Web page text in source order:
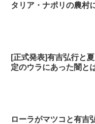
タリア・ナポリの農村
[正式発表]有吉弘行と
定のウラにあった闇と
ローラがマツコと有吉